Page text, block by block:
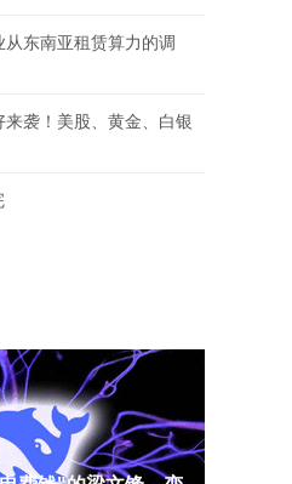
东南亚租赁算力的调
袭！美股、黄金、白银